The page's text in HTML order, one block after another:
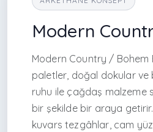
Modern
Modern Country / Bohem
paletler, doğal dokular ve
ruhu ile çağdaş malzeme
bir şekilde bir araya
kuvars tezgâhlar, cam